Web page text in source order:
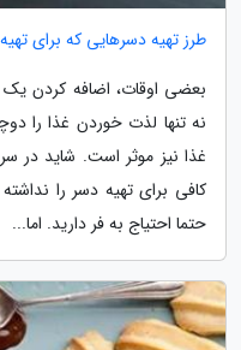
طرز تهیه دسرهایی که برای
بعضی اوقات، اضافه کردن یک
نه تنها لذت خوردن غذا را
غذا نیز موثر است. شاید در
کافی برای تهیه دسر را
حتما احتیاج به فر دارید. اما...